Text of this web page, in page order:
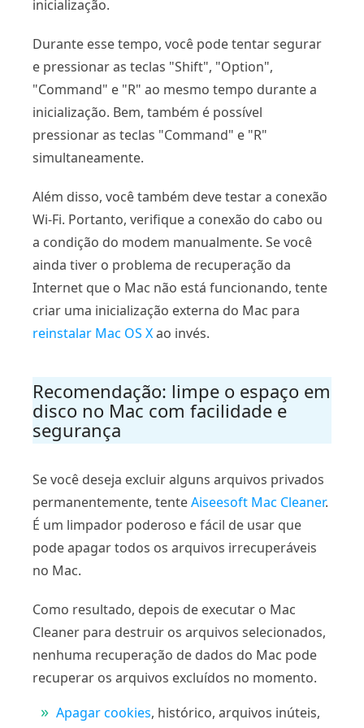
inicialização.
Durante esse tempo, você pode tentar segurar
e pressionar as teclas "Shift", "Option",
"Command" e "R" ao mesmo tempo durante a
inicialização. Bem, também é possível
pressionar as teclas "Command" e "R"
simultaneamente.
Além disso, você também deve testar a conexão
Wi-Fi. Portanto, verifique a conexão do cabo ou
a condição do modem manualmente. Se você
ainda tiver o problema de recuperação da
Internet que o Mac não está funcionando, tente
criar uma inicialização externa do Mac para
reinstalar Mac OS Xao invés.
Recomendação: limpe o espaço em
disco no Mac com facilidade e
segurança
Se você deseja excluir alguns arquivos privados
permanentemente, tenteAiseesoft Mac Cleaner.
É um limpador poderoso e fácil de usar que
pode apagar todos os arquivos irrecuperáveis ​​
no Mac.
Como resultado, depois de executar o Mac
Cleaner para destruir os arquivos selecionados,
nenhuma recuperação de dados do Mac pode
recuperar os arquivos excluídos no momento.
Apagar cookies, histórico, arquivos inúteis,